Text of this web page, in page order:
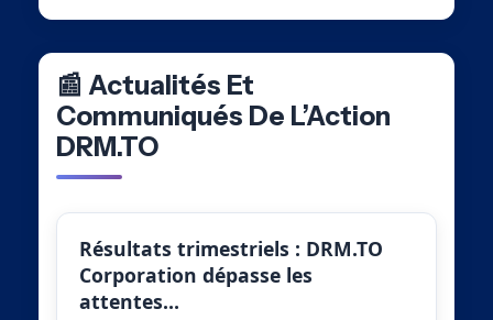
📰 Actualités Et
Communiqués De L’Action
DRM.TO
Résultats trimestriels : DRM.TO
Corporation dépasse les
attentes…